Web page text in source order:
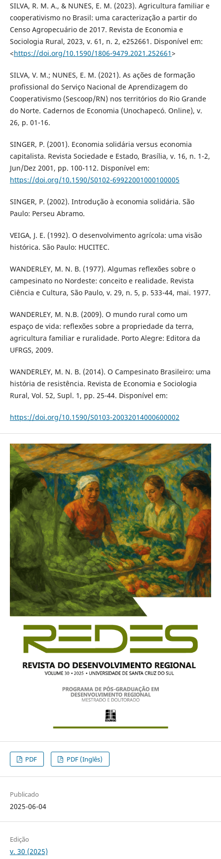
SILVA, R. M. A., & NUNES, E. M. (2023). Agricultura familiar e
cooperativismo no Brasil: uma caracterização a partir do
Censo Agropecuário de 2017. Revista de Economia e
Sociologia Rural, 2023, v. 61, n. 2, e252661. Disponível em:
<https://doi.org/10.1590/1806-9479.2021.252661>
SILVA, V. M.; NUNES, E. M. (2021). As ações de formação
profissional do Serviço Nacional de Aprendizagem do
Cooperativismo (Sescoop/RN) nos territórios do Rio Grande
do Norte. Cadernos de Economia (Unochapecó. Online), v.
26, p. 01-16.
SINGER, P. (2001). Economia solidária versus economia
capitalista. Revista Sociedade e Estado, Brasília, v. 16, n. 1-2,
Jun/Dez 2001, pp. 100-112. Disponível em:
https://doi.org/10.1590/S0102-69922001000100005
SINGER, P. (2002). Introdução à economia solidária. São
Paulo: Perseu Abramo.
VEIGA, J. E. (1992). O desenvolvimento agrícola: uma visão
histórica. São Paulo: HUCITEC.
WANDERLEY, M. N. B. (1977). Algumas reflexões sobre o
campesinato no Nordeste: conceito e realidade. Revista
Ciência e Cultura, São Paulo, v. 29, n. 5, p. 533-44, mai. 1977.
WANDERLEY, M. N.B. (2009). O mundo rural como um
espaço de vida: reflexões sobre a propriedade da terra,
agricultura familiar e ruralidade. Porto Alegre: Editora da
UFRGS, 2009.
WANDERLEY, M. N. B. (2014). O Campesinato Brasileiro: uma
história de resistência. Revista de Economia e Sociologia
Rural, Vol. 52, Supl. 1, pp. 25-44. Disponível em:
https://doi.org/10.1590/S0103-20032014000600002
PDF PDF (Inglês)
Publicado
2025-06-04
Edição
v. 30 (2025)